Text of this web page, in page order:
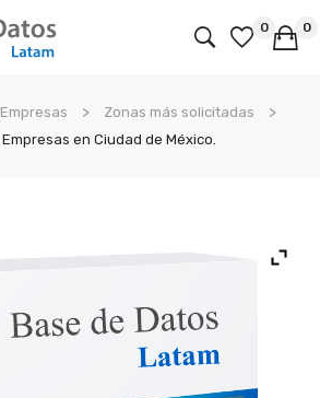
0 0
Empresas
Zonas más solicitadas
Empresas en Ciudad de México.